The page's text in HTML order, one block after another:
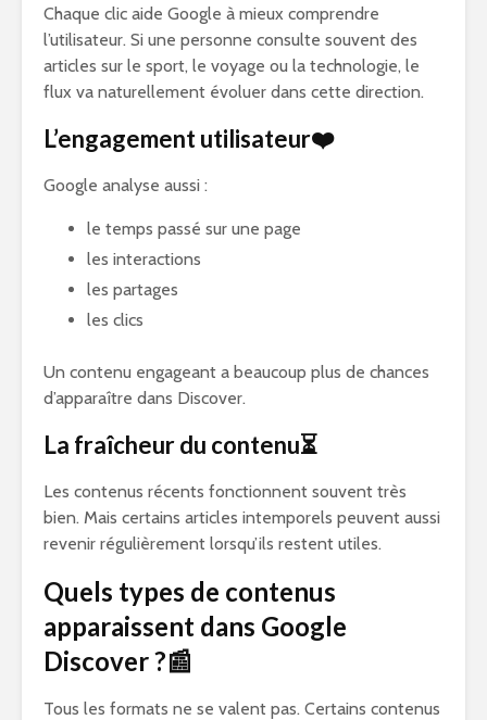
Chaque clic aide Google à mieux comprendre
l’utilisateur. Si une personne consulte souvent des
articles sur le sport, le voyage ou la technologie, le
flux va naturellement évoluer dans cette direction.
L’engagement utilisateur❤️
Google analyse aussi :
le temps passé sur une page
les interactions
les partages
les clics
Un contenu engageant a beaucoup plus de chances
d’apparaître dans Discover.
La fraîcheur du contenu⏳
Les contenus récents fonctionnent souvent très
bien. Mais certains articles intemporels peuvent aussi
revenir régulièrement lorsqu’ils restent utiles.
Quels types de contenus
apparaissent dans Google
Discover ?📰
Tous les formats ne se valent pas. Certains contenus